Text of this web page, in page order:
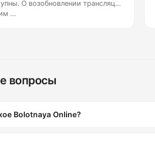
О возобновлении трансляций
…
вопросы
Bolotnaya Online?